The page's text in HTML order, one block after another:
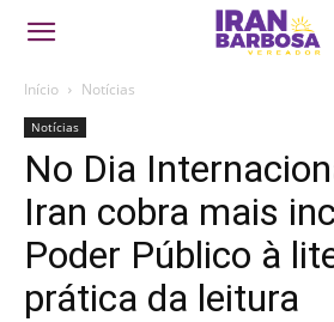
Início Notícias
Notícias
No Dia
Iran cobra mais
Poder Público à
prática da leitura